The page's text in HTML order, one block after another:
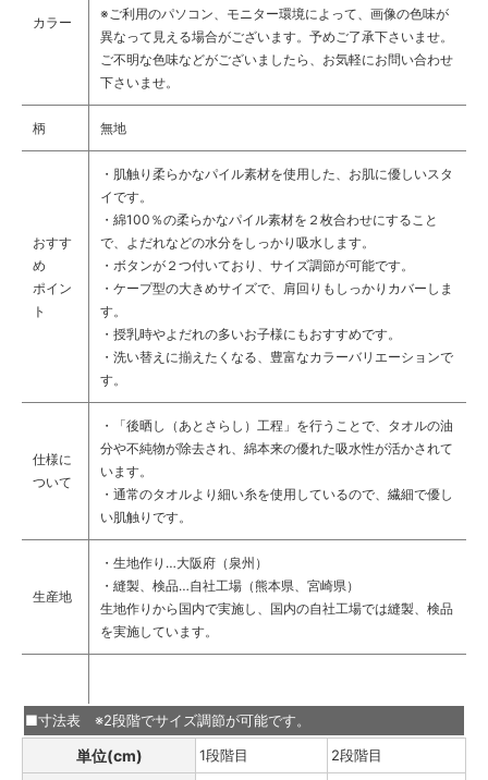
カラー
※ご利用のパソコン、モニター環境によって、画像の色味が
異なって見える場合がございます。予めご了承下さいませ。
ご不明な色味などがございましたら、お気軽にお問い合わせ
下さいませ。
柄 無地
おすす
め
ポイン
ト
・肌触り柔らかなパイル素材を使用した、お肌に優しいスタ
イです。
・綿100％の柔らかなパイル素材を２枚合わせにすること
で、よだれなどの水分をしっかり吸水します。
・ボタンが２つ付いており、サイズ調節が可能です。
・ケープ型の大きめサイズで、肩回りもしっかりカバーしま
す。
・授乳時やよだれの多いお子様にもおすすめです。
・洗い替えに揃えたくなる、豊富なカラーバリエーションで
す。
仕様に
ついて
・「後晒し（あとさらし）工程」を行うことで、タオルの油
分や不純物が除去され、綿本来の優れた吸水性が活かされて
います。
・通常のタオルより細い糸を使用しているので、繊細で優し
い肌触りです。
生産地
・生地作り…大阪府（泉州）
・縫製、検品…自社工場（熊本県、宮崎県）
生地作りから国内で実施し、国内の自社工場では縫製、検品
を実施しています。
■寸法表 ※2段階でサイズ調節が可能です。
単位(cm) 1段階目 2段階目